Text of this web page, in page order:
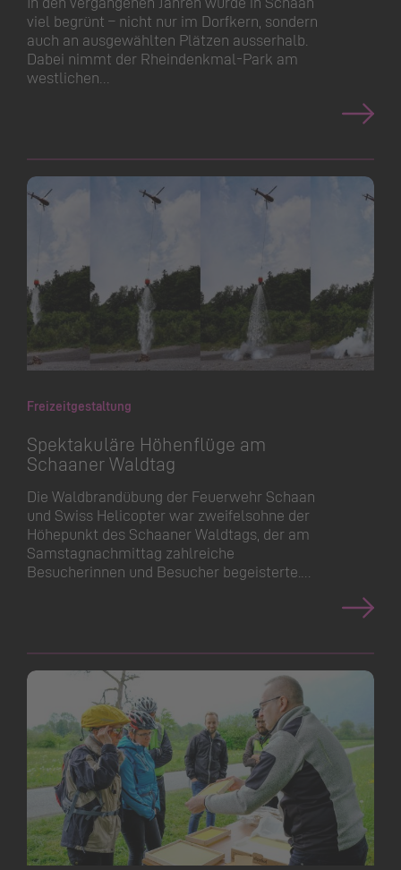
viel begrünt – nicht nur im Dorfkern, sondern
auch an ausgewählten Plätzen ausserhalb.
Dabei nimmt der Rheindenkmal-Park am
westlichen…
Freizeitgestaltung
Spektakuläre Höhenflüge am
Schaaner Waldtag
Die Waldbrandübung der Feuerwehr Schaan
und Swiss Helicopter war zweifelsohne der
Höhepunkt des Schaaner Waldtags, der am
Samstagnachmittag zahlreiche
Besucherinnen und Besucher begeisterte.…